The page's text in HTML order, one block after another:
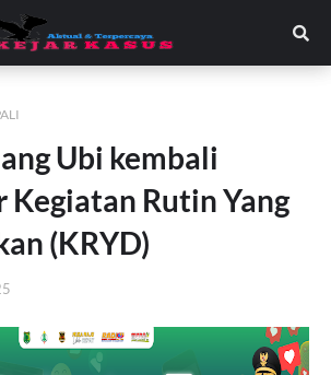
Ubi kembali
Kegiatan Rutin Yang
(KRYD)